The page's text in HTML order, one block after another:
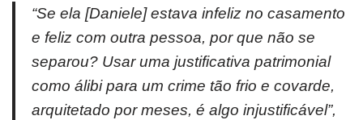
“Se ela [Daniele] estava infeliz no casamento
e feliz com outra pessoa, por que não se
separou? Usar uma justificativa patrimonial
como álibi para um crime tão frio e covarde,
arquitetado por meses, é algo injustificável”,